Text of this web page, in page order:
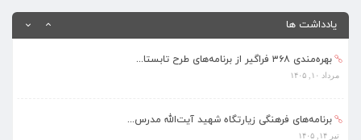
یادداشت ها
بهره‌مندی ۳۶۸ فراگیر از برنامه‌های طرح تابستا...
مرداد ۱۰, ۱۴۰۵
تیر ۱۴, ۱۴۰۵